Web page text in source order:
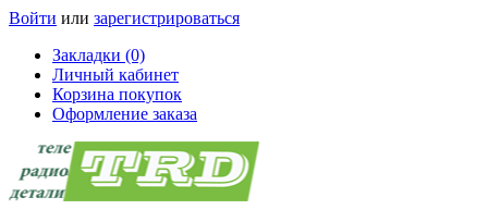
Войти или зарегистрироваться
Закладки (0)
Личный кабинет
Корзина покупок
Оформление заказа